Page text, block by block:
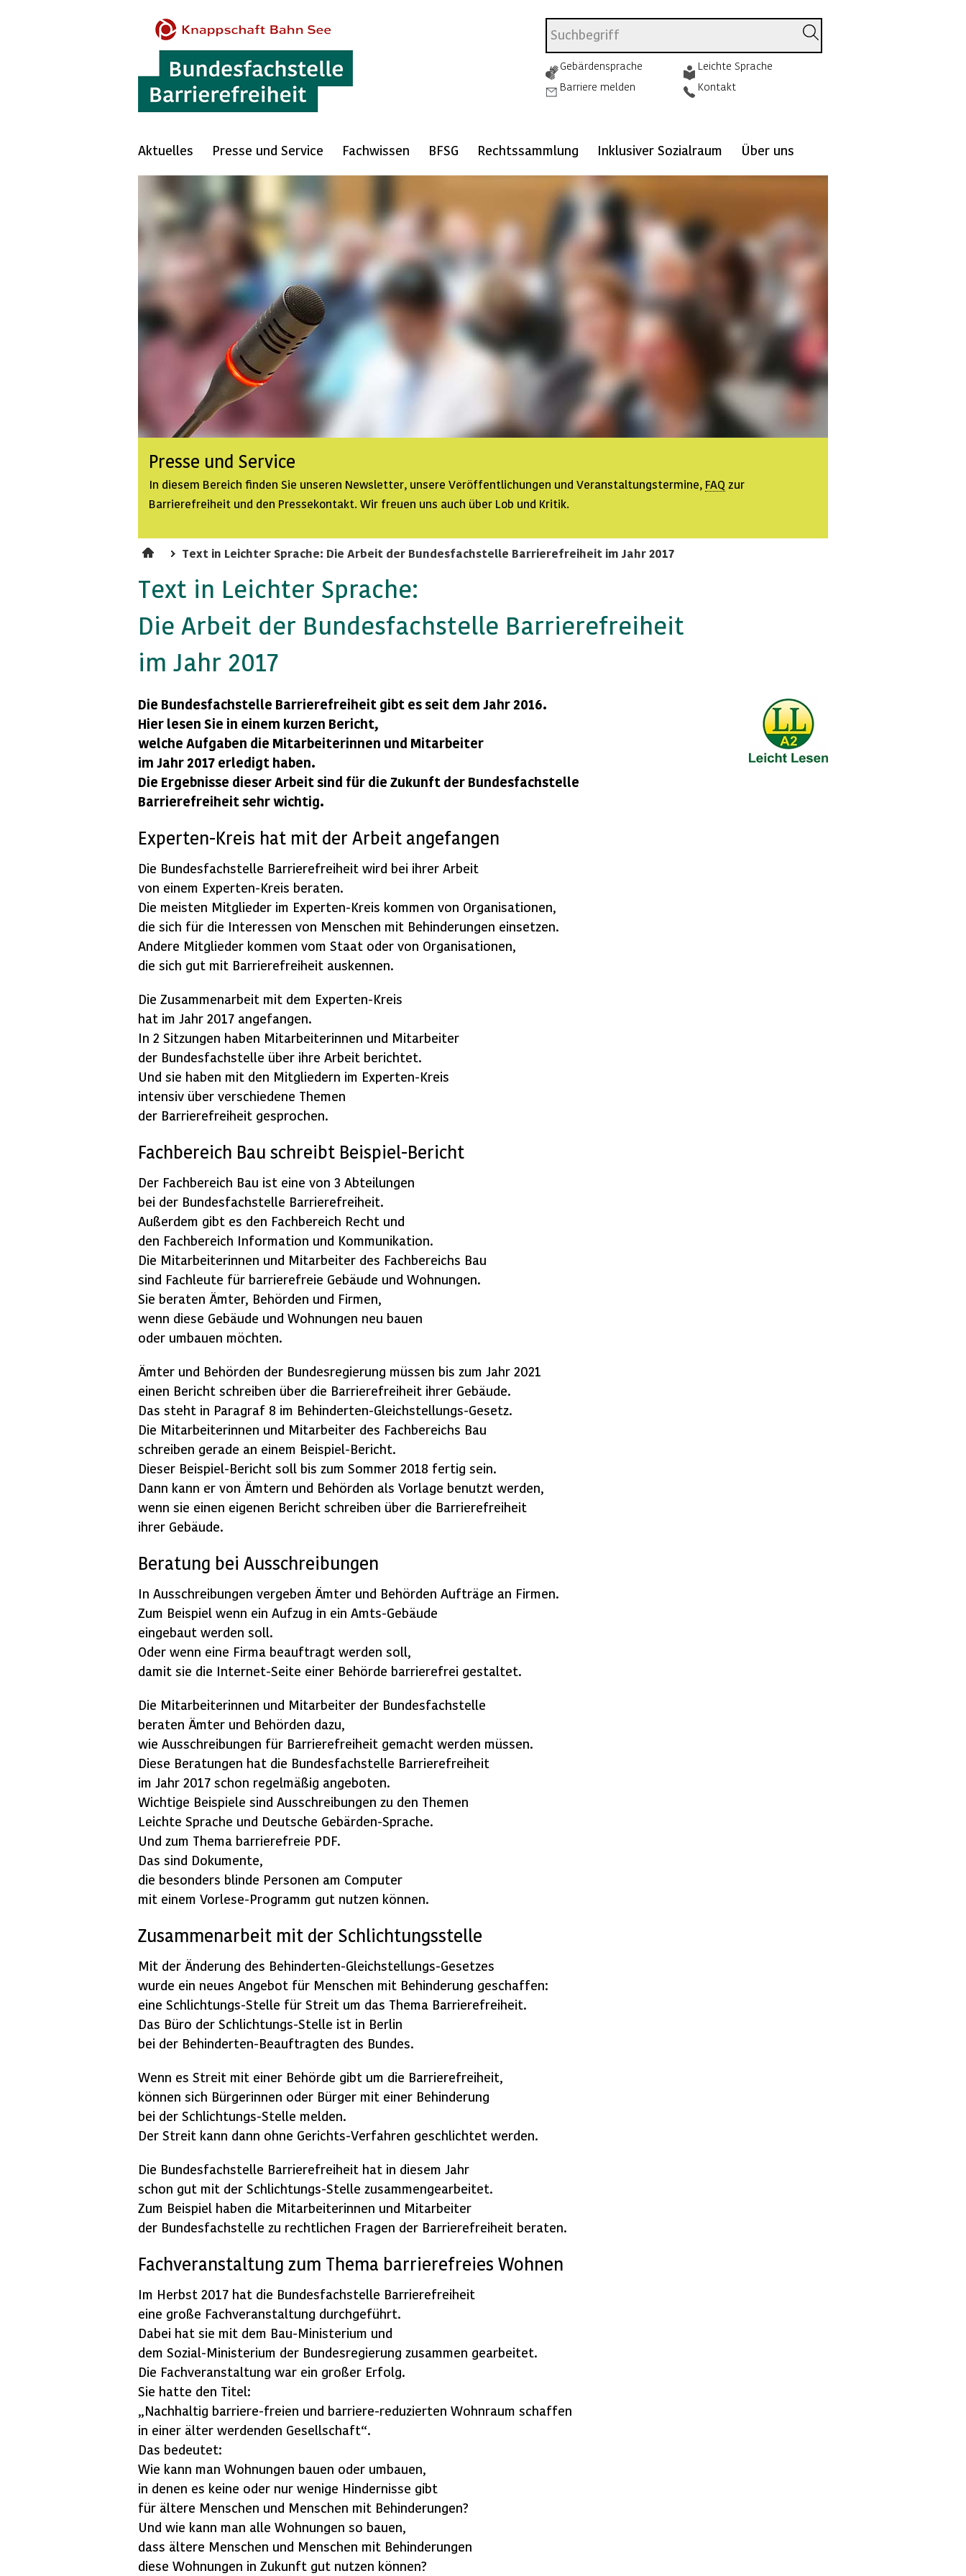
Gebärdensprache
Leichte Sprache
Barriere melden
Kontakt
Aktuelles Presse und Service Fachwissen BFSG Rechtssammlung Inklusiver Sozialraum Über uns
Presse und Service
In diesem Bereich finden Sie unseren Newsletter, unsere Veröffentlichungen und Veranstaltungstermine, FAQ zur
Barrierefreiheit und den Pressekontakt. Wir freuen uns auch über Lob und Kritik.
Text in Leichter Sprache: Die Arbeit der Bundesfachstelle Barrierefreiheit im Jahr 2017
Text in Leichter Sprache:
Die Arbeit der Bundesfachstelle Barrierefreiheit
im Jahr 2017
Die Bundesfachstelle Barrierefreiheit gibt es seit dem Jahr 2016.
Hier lesen Sie in einem kurzen Bericht,
welche Aufgaben die Mitarbeiterinnen und Mitarbeiter
im Jahr 2017 erledigt haben.
Die Ergebnisse dieser Arbeit sind für die Zukunft der Bundesfachstelle
Barrierefreiheit sehr wichtig.
Experten-Kreis hat mit der Arbeit angefangen
Die Bundesfachstelle Barrierefreiheit wird bei ihrer Arbeit
von einem Experten-Kreis beraten.
Die meisten Mitglieder im Experten-Kreis kommen von Organisationen,
die sich für die Interessen von Menschen mit Behinderungen einsetzen.
Andere Mitglieder kommen vom Staat oder von Organisationen,
die sich gut mit Barrierefreiheit auskennen.
Die Zusammenarbeit mit dem Experten-Kreis
hat im Jahr 2017 angefangen.
In 2 Sitzungen haben Mitarbeiterinnen und Mitarbeiter
der Bundesfachstelle über ihre Arbeit berichtet.
Und sie haben mit den Mitgliedern im Experten-Kreis
intensiv über verschiedene Themen
der Barrierefreiheit gesprochen.
Fachbereich Bau schreibt Beispiel-Bericht
Der Fachbereich Bau ist eine von 3 Abteilungen
bei der Bundesfachstelle Barrierefreiheit.
Außerdem gibt es den Fachbereich Recht und
den Fachbereich Information und Kommunikation.
Die Mitarbeiterinnen und Mitarbeiter des Fachbereichs Bau
sind Fachleute für barrierefreie Gebäude und Wohnungen.
Sie beraten Ämter, Behörden und Firmen,
wenn diese Gebäude und Wohnungen neu bauen
oder umbauen möchten.
Ämter und Behörden der Bundesregierung müssen bis zum Jahr 2021
einen Bericht schreiben über die Barrierefreiheit ihrer Gebäude.
Das steht in Paragraf 8 im Behinderten-Gleichstellungs-Gesetz.
Die Mitarbeiterinnen und Mitarbeiter des Fachbereichs Bau
schreiben gerade an einem Beispiel-Bericht.
Dieser Beispiel-Bericht soll bis zum Sommer 2018 fertig sein.
Dann kann er von Ämtern und Behörden als Vorlage benutzt werden,
wenn sie einen eigenen Bericht schreiben über die Barrierefreiheit
ihrer Gebäude.
Beratung bei Ausschreibungen
In Ausschreibungen vergeben Ämter und Behörden Aufträge an Firmen.
Zum Beispiel wenn ein Aufzug in ein Amts-Gebäude
eingebaut werden soll.
Oder wenn eine Firma beauftragt werden soll,
damit sie die Internet-Seite einer Behörde barrierefrei gestaltet.
Die Mitarbeiterinnen und Mitarbeiter der Bundesfachstelle
beraten Ämter und Behörden dazu,
wie Ausschreibungen für Barrierefreiheit gemacht werden müssen.
Diese Beratungen hat die Bundesfachstelle Barrierefreiheit
im Jahr 2017 schon regelmäßig angeboten.
Wichtige Beispiele sind Ausschreibungen zu den Themen
Leichte Sprache und Deutsche Gebärden-Sprache.
Und zum Thema barrierefreie PDF.
Das sind Dokumente,
die besonders blinde Personen am Computer
mit einem Vorlese-Programm gut nutzen können.
Zusammenarbeit mit der Schlichtungsstelle
Mit der Änderung des Behinderten-Gleichstellungs-Gesetzes
wurde ein neues Angebot für Menschen mit Behinderung geschaffen:
eine Schlichtungs-Stelle für Streit um das Thema Barrierefreiheit.
Das Büro der Schlichtungs-Stelle ist in Berlin
bei der Behinderten-Beauftragten des Bundes.
Wenn es Streit mit einer Behörde gibt um die Barrierefreiheit,
können sich Bürgerinnen oder Bürger mit einer Behinderung
bei der Schlichtungs-Stelle melden.
Der Streit kann dann ohne Gerichts-Verfahren geschlichtet werden.
Die Bundesfachstelle Barrierefreiheit hat in diesem Jahr
schon gut mit der Schlichtungs-Stelle zusammengearbeitet.
Zum Beispiel haben die Mitarbeiterinnen und Mitarbeiter
der Bundesfachstelle zu rechtlichen Fragen der Barrierefreiheit beraten.
Fachveranstaltung zum Thema barrierefreies Wohnen
Im Herbst 2017 hat die Bundesfachstelle Barrierefreiheit
eine große Fachveranstaltung durchgeführt.
Dabei hat sie mit dem Bau-Ministerium und
dem Sozial-Ministerium der Bundesregierung zusammen gearbeitet.
Die Fachveranstaltung war ein großer Erfolg.
Sie hatte den Titel:
„Nachhaltig barriere-freien und barriere-reduzierten Wohnraum schaffen
in einer älter werdenden Gesellschaft“.
Das bedeutet:
Wie kann man Wohnungen bauen oder umbauen,
in denen es keine oder nur wenige Hindernisse gibt
für ältere Menschen und Menschen mit Behinderungen?
Und wie kann man alle Wohnungen so bauen,
dass ältere Menschen und Menschen mit Behinderungen
diese Wohnungen in Zukunft gut nutzen können?